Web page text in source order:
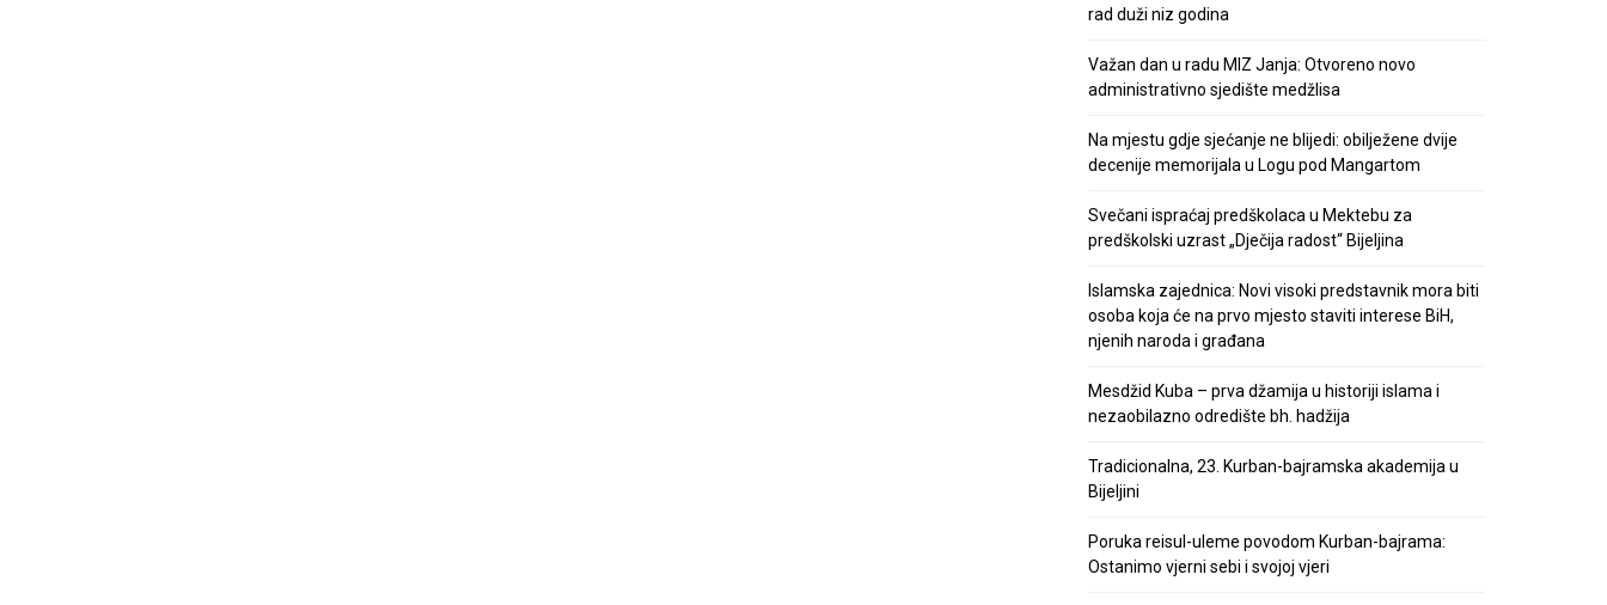
rad duži niz godina
Važan dan u radu MIZ Janja: Otvoreno novo
administrativno sjedište medžlisa
Na mjestu gdje sjećanje ne blijedi: obilježene dvije
decenije memorijala u Logu pod Mangartom
Svečani ispraćaj predškolaca u Mektebu za
predškolski uzrast „Dječija radost“ Bijeljina
Islamska zajednica: Novi visoki predstavnik mora biti
osoba koja će na prvo mjesto staviti interese BiH,
njenih naroda i građana
Mesdžid Kuba – prva džamija u historiji islama i
nezaobilazno odredište bh. hadžija
Tradicionalna, 23. Kurban-bajramska akademija u
Bijeljini
Poruka reisul-uleme povodom Kurban-bajrama:
Ostanimo vjerni sebi i svojoj vjeri